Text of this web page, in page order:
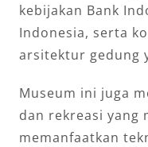
kebijakan Bank
Indonesia, serta
arsitektur gedung
Museum ini juga
dan rekreasi yang
memanfaatkan